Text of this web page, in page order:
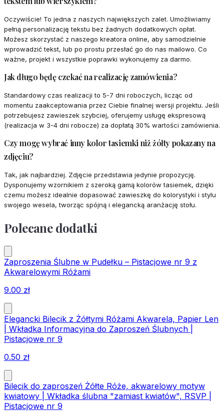
Oczywiście! To jedna z naszych największych zalet. Umożliwiamy
pełną personalizację tekstu bez żadnych dodatkowych opłat.
Możesz skorzystać z naszego kreatora online, aby samodzielnie
wprowadzić tekst, lub po prostu przesłać go do nas mailowo. Co
ważne, projekt i wszystkie poprawki wykonujemy za darmo.
Jak długo będę czekać na realizację zamówienia?
Standardowy czas realizacji to 5-7 dni roboczych, licząc od
momentu zaakceptowania przez Ciebie finalnej wersji projektu. Jeśli
potrzebujesz zawieszek szybciej, oferujemy usługę ekspresową
(realizacja w 3-4 dni robocze) za dopłatą 30% wartości zamówienia.
Czy mogę wybrać inny kolor tasiemki niż żółty pokazany na
zdjęciu?
Tak, jak najbardziej. Zdjęcie przedstawia jedynie propozycję.
Dysponujemy wzornikiem z szeroką gamą kolorów tasiemek, dzięki
czemu możesz idealnie dopasować zawieszkę do kolorystyki i stylu
swojego wesela, tworząc spójną i elegancką aranżację stołu.
Polecane dodatki
Zaproszenia Ślubne w Pudełku – Pistacjowe nr 9 z
Akwarelowymi Różami
9.00 zł
Elegancki Bilecik z Żółtymi Różami Akwarela, Papier Len
| Wkładka Informacyjna do Zaproszeń Ślubnych |
Pistacjowe nr 9
0.50 zł
Bilecik do zaproszeń Żółte Róże, akwarelowy motyw
kwiatowy | Wkładka ślubna "zamiast kwiatów", RSVP |
Pistacjowe nr 9